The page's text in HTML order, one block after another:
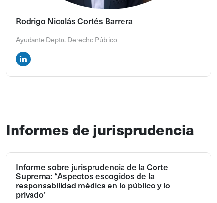
Rodrigo Nicolás Cortés Barrera
Ayudante Depto. Derecho Público
Informes de jurisprudencia
Informe sobre jurisprudencia de la Corte
Suprema: “Aspectos escogidos de la
responsabilidad médica en lo público y lo
privado”